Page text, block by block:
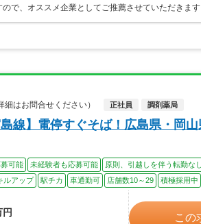
で、オススメ企業としてご推薦させていただきます
はお問合せください）
正社員 調剤薬局
線】電停すぐそば！広島県・岡
可能 未経験者も応募可能 原則、引越しを伴う転勤なし
ルアップ 駅チカ 車通勤可 店舗数10～29 積極採用中
円 この